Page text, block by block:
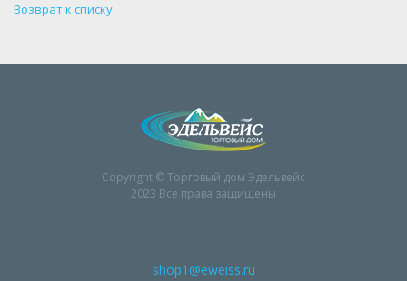
Возврат к списку
Copyright © Торговый дом Эдельвейс
2023 Все права защищены
shop1@eweiss.ru